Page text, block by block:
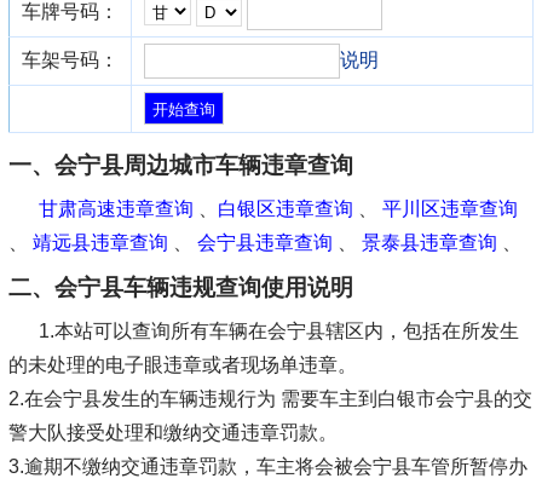
车牌号码：
车架号码： 说明
一、会宁县周边城市车辆违章查询
甘肃高速违章查询 白银区违章查询
平川区违章查询
靖远县违章查询 会宁县违章查询 景泰县违章查询
二、会宁县车辆违规查询使用说明
1.本站可以查询所有车辆在会宁县辖区内，包括在所发生
的未处理的电子眼违章或者现场单违章。
2.在会宁县发生的车辆违规行为 需要车主到白银市会宁县的交
警大队接受处理和缴纳交通违章罚款。
3.逾期不缴纳交通违章罚款，车主将会被会宁县车管所暂停办